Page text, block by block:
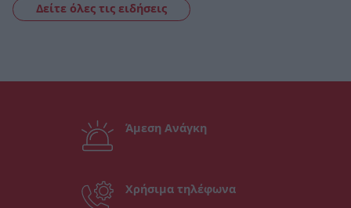
Δείτε όλες τις ειδήσεις
Άμεση Ανάγκη
Χρήσιμα τηλέφωνα